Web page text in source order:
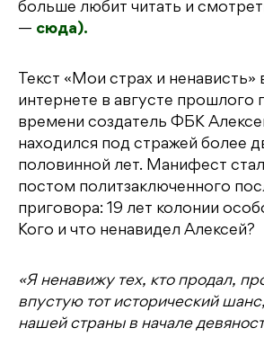
больше любит читать и
— сюда).
Текст «Мои страх и ненависть»
интернете в августе прошлого
времени создатель ФБК
находился под стражей более
половинной лет. Манифест
постом политзаключенного
приговора: 19 лет колонии
Кого и что ненавидел Алексей?
«Я ненавижу тех, кто продал,
впустую тот исторический
нашей страны в начале